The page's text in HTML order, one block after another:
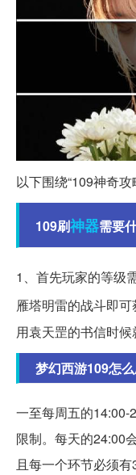
以下围绕“109神奇
109刷神器需要
1、首先玩家的等级
雁塔明雷的战斗即
用袁天罡的书信时候
梦幻西游109怎
一至每周五的14:00-
限制。每天的24:00
且每一个环节必须有